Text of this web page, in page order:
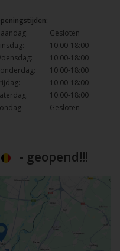
Gesloten
10:00-18:00
10:00-18:00
10:00-18:00
10:00-18:00
10:00-18:00
Gesloten
- geopend!!!